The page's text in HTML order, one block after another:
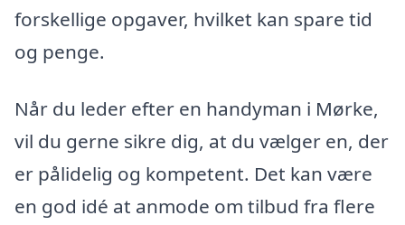
forskellige opgaver, hvilket kan spare tid
og penge.
Når du leder efter en handyman i Mørke,
vil du gerne sikre dig, at du vælger en, der
er pålidelig og kompetent. Det kan være
en god idé at anmode om tilbud fra flere